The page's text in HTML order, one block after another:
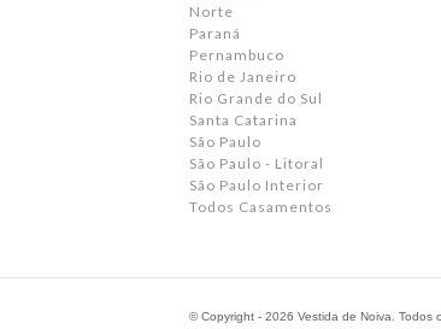
Norte
Paraná
Pernambuco
Rio de Janeiro
Rio Grande do Sul
Santa Catarina
São Paulo
São Paulo - Litoral
São Paulo Interior
Todos Casamentos
© Copyright - 2026 Vestida de Noiva. Todos